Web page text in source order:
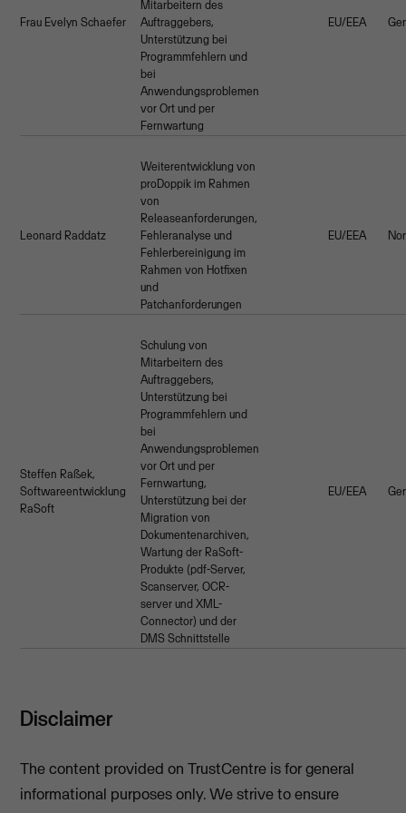
Frau Evelyn Schaefer
Mitarbeitern des
Auftraggebers,
Unterstützung bei
Programmfehlern und
bei
Anwendungsproblemen
vor Ort und per
Fernwartung
EU/EEA
Leonard Raddatz
Weiterentwicklung von
proDoppik im Rahmen
von
Releaseanforderungen,
Fehleranalyse und
Fehlerbereinigung im
Rahmen von Hotfixen
und
Patchanforderungen
EU/EEA
Steffen Raßek,
Softwareentwicklung
RaSoft
Schulung von
Mitarbeitern des
Auftraggebers,
Unterstützung bei
Programmfehlern und
bei
Anwendungsproblemen
vor Ort und per
Fernwartung,
Unterstützung bei der
Migration von
Dokumentenarchiven,
Wartung der RaSoft-
Produkte (pdf-Server,
Scanserver, OCR-
server und XML-
Connector) und der
DMS Schnittstelle
EU/EEA
Disclaimer
The content provided on TrustCentre is for general
informational purposes only. We strive to ensure